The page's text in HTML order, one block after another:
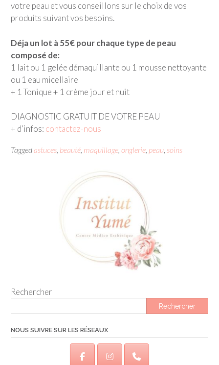
votre peau et vous conseillons sur le choix de vos
produits suivant vos besoins.
Déja un lot à 55€ pour chaque type de peau
composé de:
1 lait ou 1 gelée démaquillante ou 1 mousse nettoyante
ou 1 eau micellaire
+ 1 Tonique + 1 crème jour et nuit
DIAGNOSTIC GRATUIT DE VOTRE PEAU
+ d’infos: contactez-nous
Taggedastuces, beauté, maquillage, onglerie, peau, soins
Rechercher
Rechercher
NOUS SUIVRE SUR LES RÉSEAUX